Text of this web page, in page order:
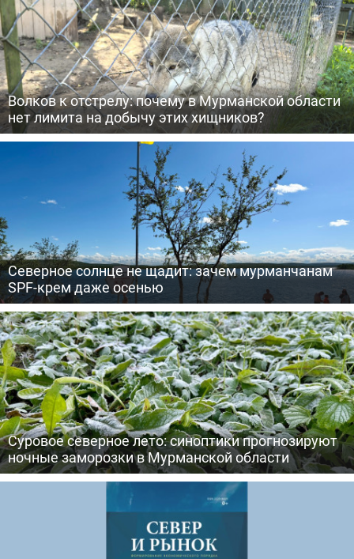
Волков к отстрелу: почему в Мурманской области
нет лимита на добычу этих хищников?
Северное солнце не щадит: зачем мурманчанам
SPF-крем даже осенью
Суровое северное лето: синоптики прогнозируют
ночные заморозки в Мурманской области